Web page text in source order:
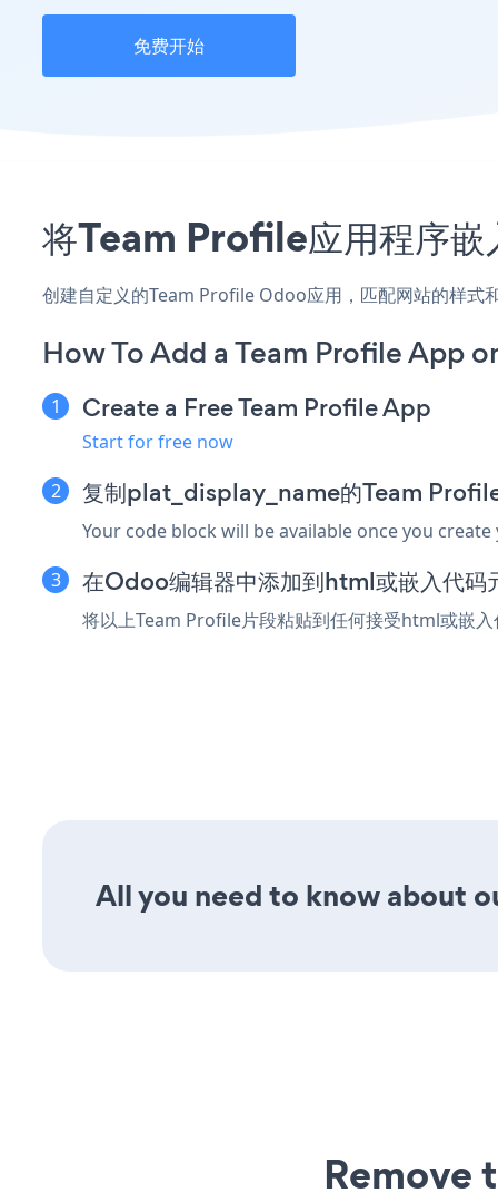
免费开始
将Team Profile应用程序嵌
创建自定义的Team Profile Odoo应用，匹配网站的样式
How To Add a Team Profile App
Create a Free Team Profile App
Start for free now
复制plat_display_name的Team
Your code block will be available once you create
在Odoo编辑器中添加到html或嵌入代码
将以上Team Profile片段粘贴到任何接受html或嵌
All you need to know about
Remove